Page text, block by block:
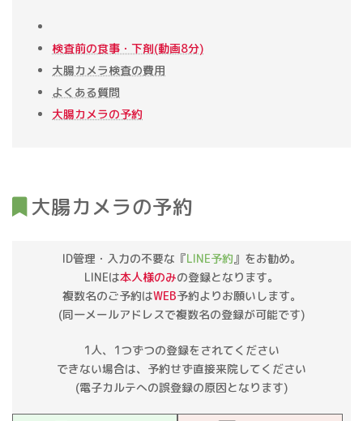
検査前の食事・下剤(動画8分)
大腸カメラ検査の費用
よくある質問
大腸カメラの予約
大腸カメラの予約
ID管理・入力の不要な『LINE予約』をお勧め。
LINEは本人様のみの登録となります。
複数名のご予約はWEB予約よりお願いします。
(同一メールアドレスで複数名の登録が可能です)
1人、1つずつの登録をされてください
できない場合は、予約せず直接来院してください
(電子カルテへの誤登録の原因となります)